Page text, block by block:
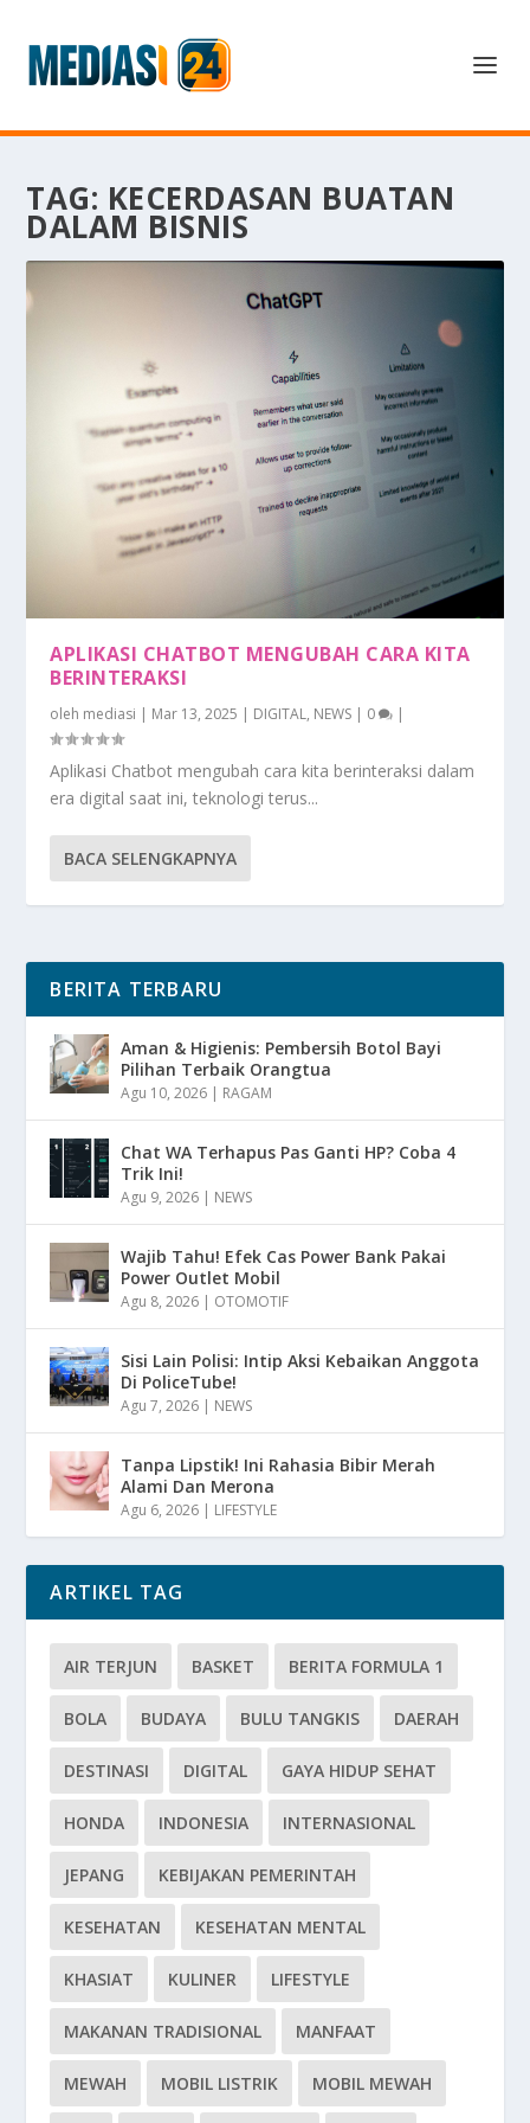
TAG: KECERDASAN BUATAN
DALAM BISNIS
APLIKASI CHATBOT MENGUBAH CARA KITA
BERINTERAKSI
oleh mediasi | Mar 13, 2025 | DIGITAL, NEWS | 0 |
Aplikasi Chatbot mengubah cara kita berinteraksi dalam
era digital saat ini, teknologi terus...
BACA SELENGKAPNYA
BERITA TERBARU
Aman & Higienis: Pembersih Botol Bayi
Pilihan Terbaik Orangtua
Agu 10, 2026 | RAGAM
Chat WA Terhapus Pas Ganti HP? Coba 4
Trik Ini!
Agu 9, 2026 | NEWS
Wajib Tahu! Efek Cas Power Bank Pakai
Power Outlet Mobil
Agu 8, 2026 | OTOMOTIF
Sisi Lain Polisi: Intip Aksi Kebaikan Anggota
Di PoliceTube!
Agu 7, 2026 | NEWS
Tanpa Lipstik! Ini Rahasia Bibir Merah
Alami Dan Merona
Agu 6, 2026 | LIFESTYLE
ARTIKEL TAG
AIR TERJUN BASKET BERITA FORMULA 1
BOLA BUDAYA BULU TANGKIS DAERAH
DESTINASI DIGITAL GAYA HIDUP SEHAT
HONDA INDONESIA INTERNASIONAL
JEPANG KEBIJAKAN PEMERINTAH
KESEHATAN KESEHATAN MENTAL
KHASIAT KULINER LIFESTYLE
MAKANAN TRADISIONAL MANFAAT
MEWAH MOBIL LISTRIK MOBIL MEWAH